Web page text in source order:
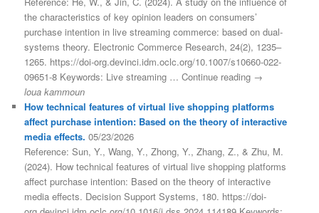
the characteristics of key opinion leaders on consumers’
purchase intention in live streaming commerce: based on dual-
systems theory. Electronic Commerce Research, 24(2), 1235–
1265. https://doi-org.devinci.idm.oclc.org/10.1007/s10660-022-
09651-8 Keywords: Live streaming … Continue reading →
loua kammoun
How technical features of virtual live shopping platforms
affect purchase intention: Based on the theory of interactive
media effects. 05/23/2026
Reference: Sun, Y., Wang, Y., Zhong, Y., Zhang, Z., & Zhu, M.
(2024). How technical features of virtual live shopping platforms
affect purchase intention: Based on the theory of interactive
media effects. Decision Support Systems, 180. https://doi-